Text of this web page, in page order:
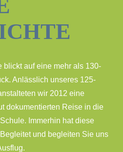
blickt auf eine mehr als 130-
Anlässlich unseres 125-
wir 2012 eine
dokumentierten Reise in die
Immerhin hat diese
und begleiten Sie uns